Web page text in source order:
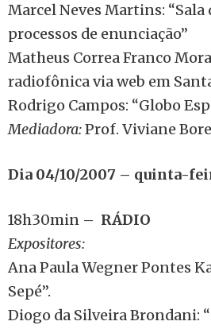
Marcel Neves Martins: “Sala
processos de enunciação”
Matheus Correa Franco
radiofônica via web em
Rodrigo Campos: “Globo
Mediadora:Prof. Viviane
Dia 04/10/2007 – quinta-
18h30min – RÁDIO
Expositores:
Ana Paula Wegner Pontes
Sepé”.
Diogo da Silveira Brondani: